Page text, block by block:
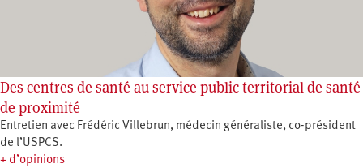
Des centres de santé au service public territorial de santé
de proximité
Entretien avec Frédéric Villebrun, médecin généraliste, co-président
de l’USPCS.
+ d’opinions